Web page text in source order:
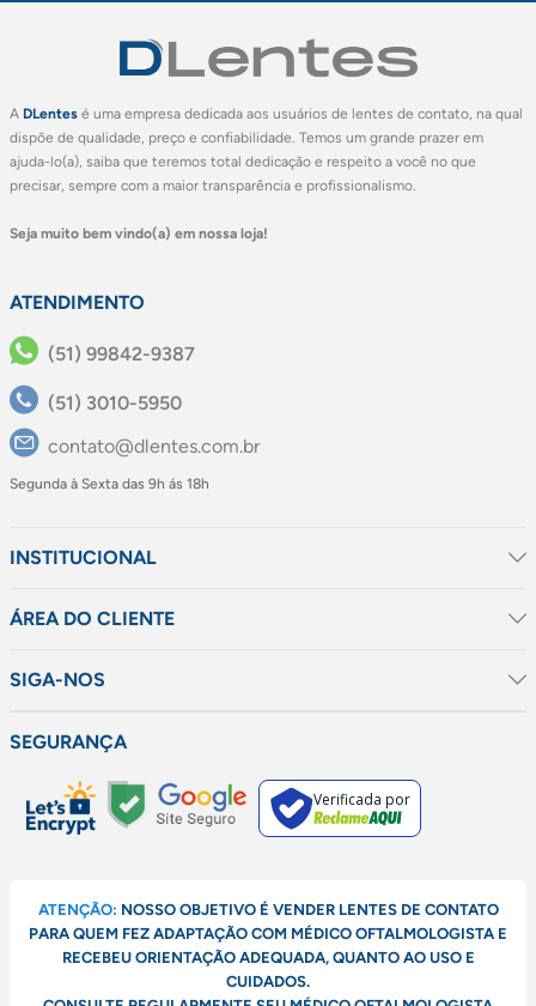
A DLentes é uma empresa dedicada aos usuários de lentes de contato, na qual
dispõe de qualidade, preço e confiabilidade. Temos um grande prazer em
ajuda-lo(a), saiba que teremos total dedicação e respeito a você no que
precisar, sempre com a maior transparência e profissionalismo.
Seja muito bem vindo(a) em nossa loja!
ATENDIMENTO
(51) 99842-9387
(51) 3010-5950
contato@dlentes.com.br
Segunda à Sexta das 9h ás 18h
INSTITUCIONAL
ÁREA DO CLIENTE
SIGA-NOS
SEGURANÇA
Verificada por
ATENÇÃO: NOSSO OBJETIVO É VENDER LENTES DE CONTATO
PARA QUEM FEZ ADAPTAÇÃO COM MÉDICO OFTALMOLOGISTA E
RECEBEU ORIENTAÇÃO ADEQUADA, QUANTO AO USO E
CUIDADOS.